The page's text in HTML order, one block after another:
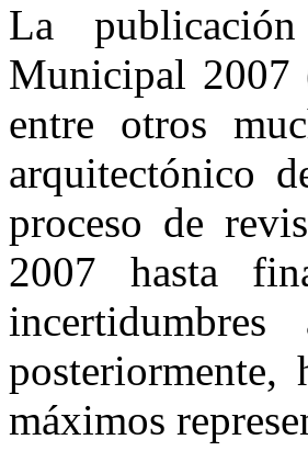
La
Municipal 2007
entre otros
arquitectónico
proceso de
2007 hasta
posteriormente,
máximos